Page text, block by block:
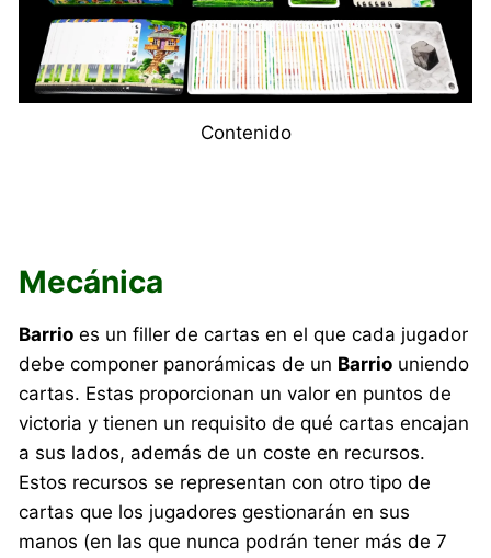
Contenido
Mecánica
Barrio es un filler de cartas en el que cada jugador
debe componer panorámicas de un Barrio uniendo
cartas. Estas proporcionan un valor en puntos de
victoria y tienen un requisito de qué cartas encajan
a sus lados, además de un coste en recursos.
Estos recursos se representan con otro tipo de
cartas que los jugadores gestionarán en sus
manos (en las que nunca podrán tener más de 7